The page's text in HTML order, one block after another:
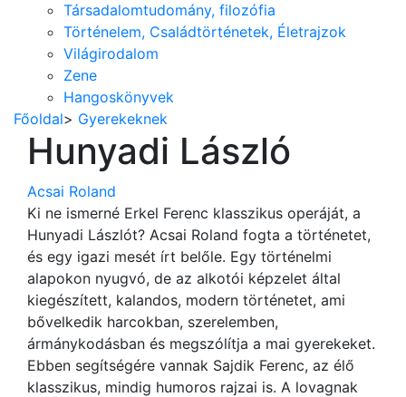
Társadalomtudomány, filozófia
Történelem, Családtörténetek, Életrajzok
Világirodalom
Zene
Hangoskönyvek
Főoldal> Gyerekeknek
Hunyadi László
Acsai Roland
Ki ne ismerné Erkel Ferenc klasszikus operáját, a
Hunyadi Lászlót? Acsai Roland fogta a történetet,
és egy igazi mesét írt belőle. Egy történelmi
alapokon nyugvó, de az alkotói képzelet által
kiegészített, kalandos, modern történetet, ami
bővelkedik harcokban, szerelemben,
ármánykodásban és megszólítja a mai gyerekeket.
Ebben segítségére vannak Sajdik Ferenc, az élő
klasszikus, mindig humoros rajzai is. A lovagnak